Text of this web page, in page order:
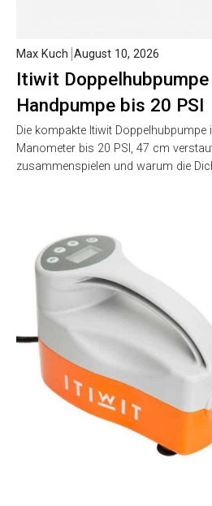
Itiwit
Handpumpe bis 20 PSI
Max Kuch August 10, 2026
Die kompakte Itiwit Doppelhubpumpe
Manometer bis 20 PSI, 47 cm
zusammenspielen und warum die